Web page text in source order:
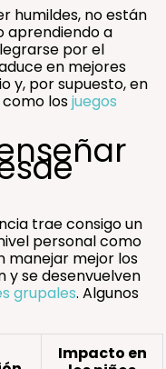
humildes, no están
aprendiendo a
por el
en mejores
y, por supuesto, en
losjuegos
trae consigo un
personal como
manejar mejor los
se desenvuelven
grupales. Algunos
Impacto en